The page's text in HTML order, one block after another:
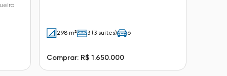
298 m² 3 (3 suítes) 6
Comprar: R$ 1.650.000